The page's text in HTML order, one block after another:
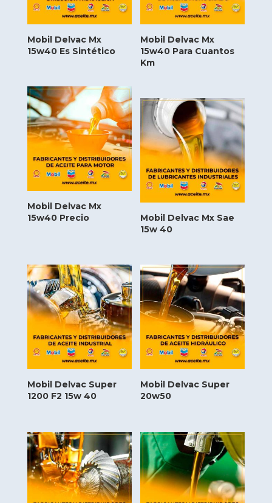
Mobil Delvac Mx
15w40 Es Sintético
Mobil Delvac Mx
15w40 Para Cuantos
Km
Mobil Delvac Mx
15w40 Precio
Mobil Delvac Mx Sae
15w 40
Mobil Delvac Super
1200 F2 15w 40
Mobil Delvac Super
20w50